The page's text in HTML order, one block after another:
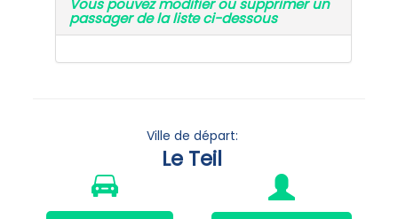
Vous pouvez modifier ou supprimer un
passager de la liste ci-dessous
Ville de départ:
Le Teil